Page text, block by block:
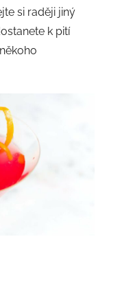
si raději jiný
k pití